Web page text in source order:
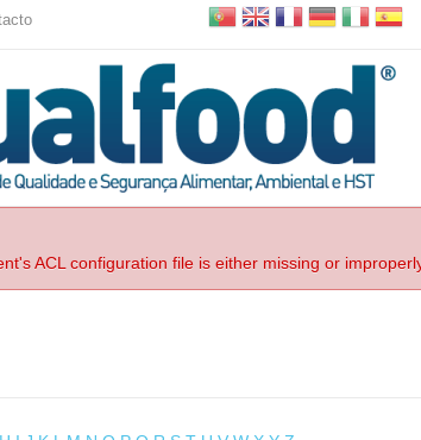
ACL configuration file is either missing or